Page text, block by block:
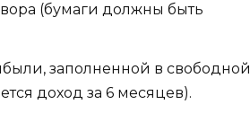
(бумаги должны быть
заполненной в свободной
доход за 6 месяцев).